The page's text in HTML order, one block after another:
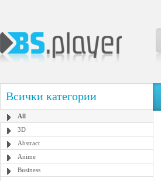
Всички категории
All
3D
Abstract
Anime
Business